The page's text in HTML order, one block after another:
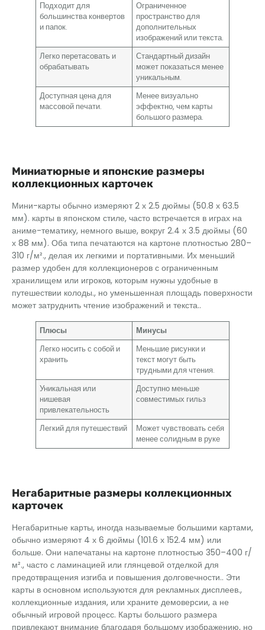
Подходит для
большинства конвертов
и папок.
Ограниченное
пространство для
дополнительных
изображений или текста.
Легко перетасовать и
обрабатывать
Стандартный дизайн
может показаться менее
уникальным.
Доступная цена для
массовой печати.
Менее визуально
эффектно, чем карты
большого размера.
Миниатюрные и японские размеры
коллекционных карточек
Мини-карты обычно измеряют 2 х 2.5 дюймы (50.8 х 63.5
мм). карты в японском стиле, часто встречается в играх на
аниме-тематику, немного выше, вокруг 2.4 х 3.5 дюймы (60
х 88 мм). Оба типа печатаются на картоне плотностью 280–
310 г/м²., делая их легкими и портативными. Их меньший
размер удобен для коллекционеров с ограниченным
хранилищем или игроков, которым нужны удобные в
путешествии колоды., но уменьшенная площадь поверхности
может затруднить чтение изображений и текста..
Плюсы
Минусы
Легко носить с собой и
хранить
Меньшие рисунки и
текст могут быть
трудными для чтения.
Уникальная или
нишевая
привлекательность
Доступно меньше
совместимых гильз
Легкий для путешествий
Может чувствовать себя
менее солидным в руке
Негабаритные размеры коллекционных
карточек
Негабаритные карты, иногда называемые большими картами,
обычно измеряют 4 х 6 дюймы (101.6 х 152.4 мм) или
больше. Они напечатаны на картоне плотностью 350–400 г/
м²., часто с ламинацией или глянцевой отделкой для
предотвращения изгиба и повышения долговечности.. Эти
карты в основном используются для рекламных дисплеев.,
коллекционные издания, или храните демоверсии, а не
обычный игровой процесс. Карты большого размера
привлекают внимание благодаря большому изображению, но